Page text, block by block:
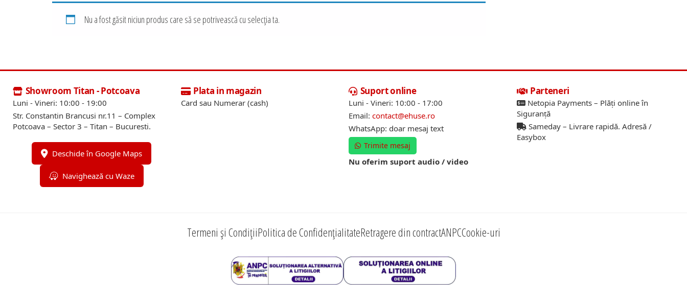
Nu a fost găsit niciun produs care să se potrivească cu selecția ta.
Showroom Titan - Potcoava
Luni - Vineri: 10:00 - 19:00
Str. Constantin Brancusi nr.11 – Complex
Potcoava – Sector 3 – Titan – Bucuresti.
Deschide în Google Maps
Navighează cu Waze
Plata in magazin
Card sau Numerar (cash)
Suport online
Luni - Vineri: 10:00 - 17:00
Email: contact@ehuse.ro
WhatsApp: doar mesaj text
Trimite mesaj
Nu oferim suport audio / video
Parteneri
Netopia Payments – Plăți online în
Siguranță
Sameday – Livrare rapidă. Adresă /
Easybox
Termeni și CondițiiPolitica de ConfidențialitateRetragere din contractANPCCookie-uri